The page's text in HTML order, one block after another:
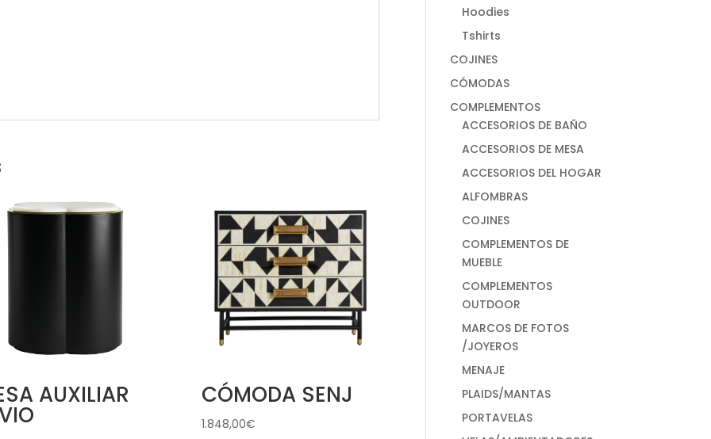
AUXILIAR CÓMODA SENJ
1.848,00€
Hoodies
Tshirts
COJINES
CÓMODAS
COMPLEMENTOS
ACCESORIOS DE BAÑO
ACCESORIOS DE MESA
ACCESORIOS DEL HOGAR
ALFOMBRAS
COJINES
COMPLEMENTOS DE
MUEBLE
COMPLEMENTOS
OUTDOOR
MARCOS DE FOTOS
/JOYEROS
MENAJE
PLAIDS/MANTAS
PORTAVELAS